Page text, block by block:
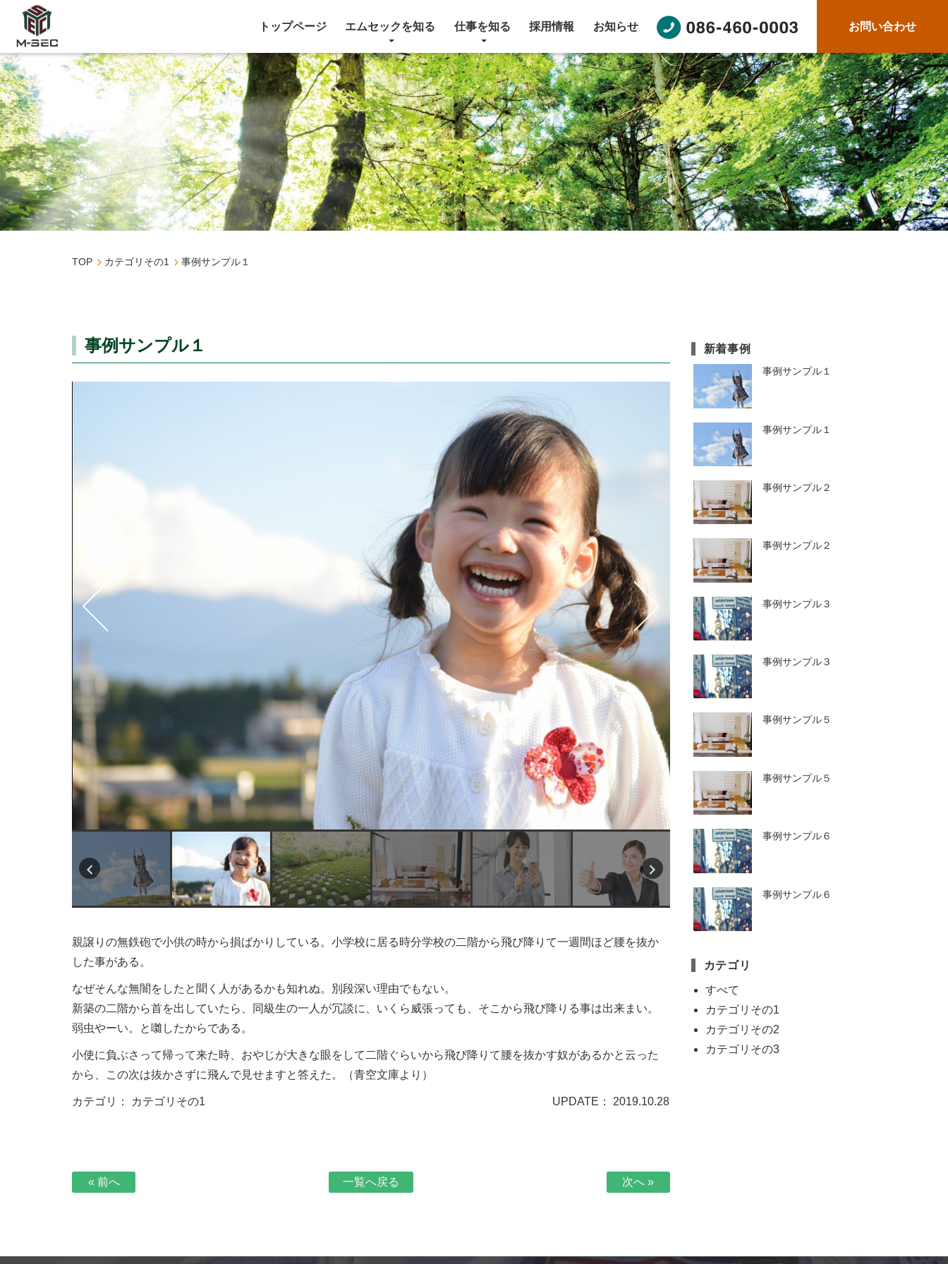
トップページ エムセックを知る 仕事を知る 採用情報 お知らせ お問い合わせ
TOP カテゴリその1 事例サンプル１
事例サンプル１
親譲りの無鉄砲で小供の時から損ばかりしている。小学校に居る時分学校の二階から飛び降りて一週間ほど腰を抜か
した事がある。
なぜそんな無闇をしたと聞く人があるかも知れぬ。別段深い理由でもない。
新築の二階から首を出していたら、同級生の一人が冗談に、いくら威張っても、そこから飛び降りる事は出来まい。
弱虫やーい。と囃したからである。
小使に負ぶさって帰って来た時、おやじが大きな眼をして二階ぐらいから飛び降りて腰を抜かす奴があるかと云った
から、この次は抜かさずに飛んで見せますと答えた。（青空文庫より）
カテゴリ： カテゴリその1 UPDATE： 2019.10.28
« 前へ 一覧へ戻る 次へ »
新着事例
事例サンプル１
事例サンプル１
事例サンプル２
事例サンプル２
事例サンプル３
事例サンプル３
事例サンプル５
事例サンプル５
事例サンプル６
事例サンプル６
カテゴリ
すべて
カテゴリその1
カテゴリその2
カテゴリその3